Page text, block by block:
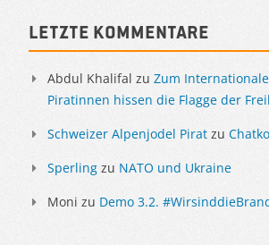
Sidebar
Letzte Kommentare
Abdul Khalifal zu Zum
Piratinnen hissen die Flagge der
Schweizer Alpenjodel Pirat zu
Sperling zu NATO und Ukraine
Moni zu Demo 3.2.